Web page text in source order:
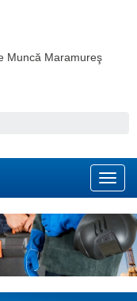
Muncă Maramureş